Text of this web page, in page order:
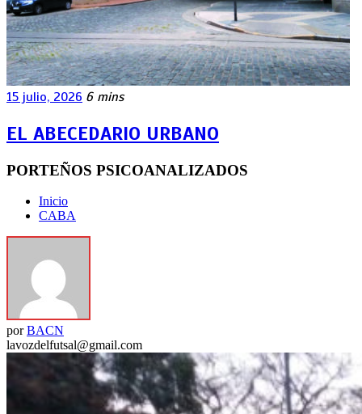
15 julio, 2026 6 mins
EL ABECEDARIO URBANO
PORTEÑOS PSICOANALIZADOS
Inicio
CABA
porBACN
lavozdelfutsal@gmail.com